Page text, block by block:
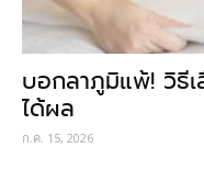
บอกลาภูมิแพ้! วิธี
ได้ผล
ก.ค. 15, 2026